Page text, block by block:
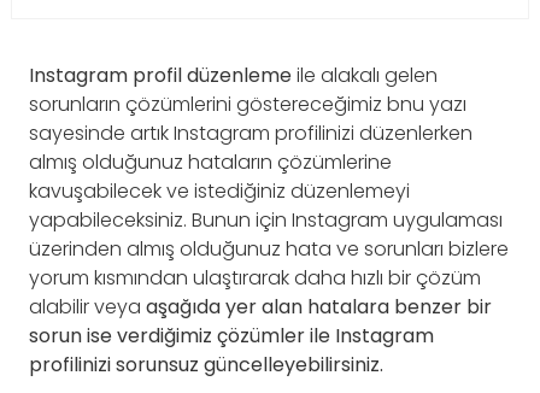
Instagram profil düzenlemeile alakalı gelen
sorunların çözümlerini göstereceğimiz bnu yazı
sayesinde artık Instagram profilinizi düzenlerken
almış olduğunuz hataların çözümlerine
kavuşabilecek ve istediğiniz düzenlemeyi
yapabileceksiniz. Bunun için Instagram uygulaması
üzerinden almış olduğunuz hata ve sorunları bizlere
yorum kısmından ulaştırarak daha hızlı bir çözüm
alabilir veya aşağıda yer alan hatalara benzer bir
sorun ise verdiğimiz çözümler ile Instagram
profilinizi sorunsuz güncelleyebilirsiniz.